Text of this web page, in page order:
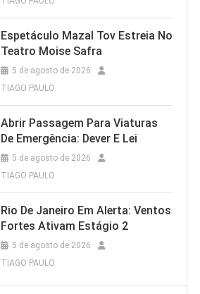
Espetáculo Mazal Tov Estreia No
Teatro Moise Safra
5 de agosto de 2026
TIAGO PAULO
Abrir Passagem Para Viaturas
De Emergência: Dever E Lei
5 de agosto de 2026
TIAGO PAULO
Rio De Janeiro Em Alerta: Ventos
Fortes Ativam Estágio 2
5 de agosto de 2026
TIAGO PAULO